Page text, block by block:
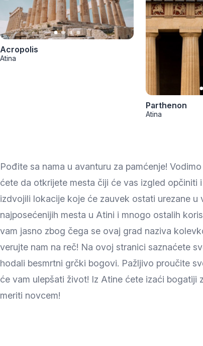
Paraćin
Kikinda
Srbobran
Ruma
Acropolis
Atina
Parthenon
Atina
Pođite sa nama u avanturu za pamćenje!
ćete da otkrijete mesta čiji će vas izgled opčiniti
izdvojili lokacije koje će zauvek ostati urezane
najposećenijih mesta u Atini i mnogo ostalih
vam jasno zbog čega se ovaj grad naziva
verujte nam na reč! Na ovoj stranici saznaćete
hodali besmrtni grčki bogovi. Pažljivo proučite
će vam ulepšati život! Iz Atine ćete izaći
meriti novcem!